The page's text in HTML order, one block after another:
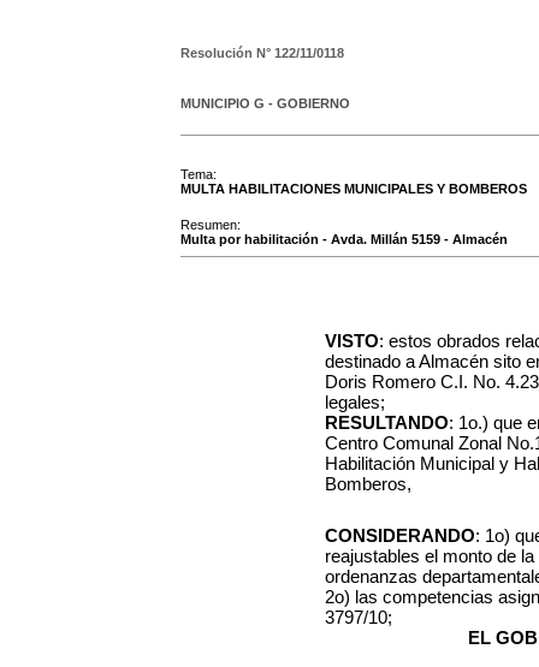
Resolución N° 122/11/0118
MUNICIPIO G - GOBIERNO
Tema:
MULTA HABILITACIONES MUNICIPALES Y BOMBEROS
Resumen:
Multa por habilitación - Avda. Millán 5159 - Almacén
VISTO: estos obrados
destinado a Almacén sito
Doris Romero C.I. No.
legales;
RESULTANDO: 1o.) que
Centro Comunal Zonal
Habilitación Municipal y
Bomberos,
CONSIDERANDO: 1o)
reajustables el monto de
ordenanzas
2o) las competencias
3797/10;
EL